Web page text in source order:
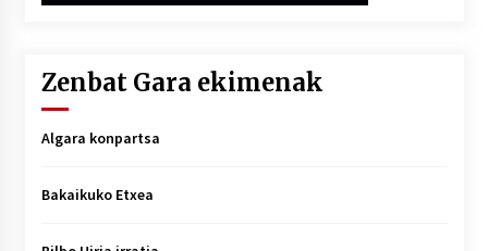
Zenbat Gara ekimenak
Algara konpartsa
Bakaikuko Etxea